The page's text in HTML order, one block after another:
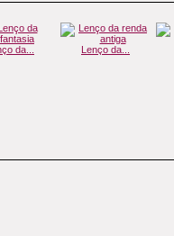
da... Lenço da...